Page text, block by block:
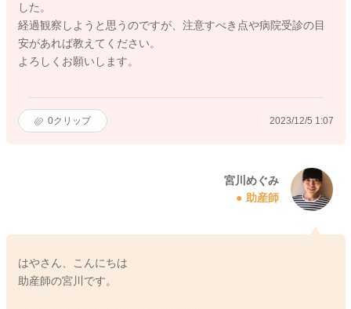
した。
経過観察しようと思うのですが、注意すべき点や病院受診の目
安があれば教えてください。
よろしくお願いします。
0クリップ 2023/12/5 1:07
宮川めぐみ
助産師
はやさん、こんにちは
助産師の宮川です。